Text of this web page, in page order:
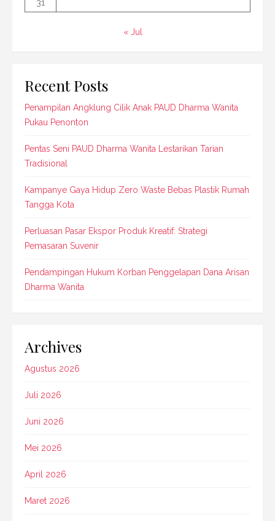
31
« Jul
Recent Posts
Penampilan Angklung Cilik Anak PAUD Dharma Wanita
Pukau Penonton
Pentas Seni PAUD Dharma Wanita Lestarikan Tarian
Tradisional
Kampanye Gaya Hidup Zero Waste Bebas Plastik Rumah
Tangga Kota
Perluasan Pasar Ekspor Produk Kreatif: Strategi
Pemasaran Suvenir
Pendampingan Hukum Korban Penggelapan Dana Arisan
Dharma Wanita
Archives
Agustus 2026
Juli 2026
Juni 2026
Mei 2026
April 2026
Maret 2026